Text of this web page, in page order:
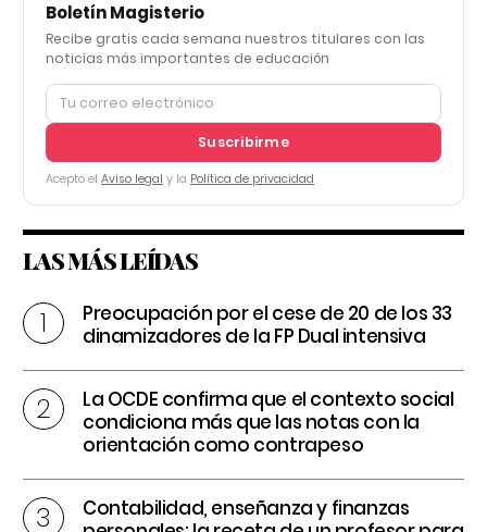
Boletín Magisterio
Recibe gratis cada semana nuestros titulares con las
noticias más importantes de educación
Suscribirme
Acepto el Aviso legal y la Política de privacidad
LAS MÁS LEÍDAS
Preocupación por el cese de 20 de los 33
dinamizadores de la FP Dual intensiva
La OCDE confirma que el contexto social
condiciona más que las notas con la
orientación como contrapeso
Contabilidad, enseñanza y finanzas